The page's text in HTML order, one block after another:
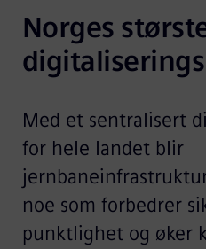
Norges
Med et sentralisert
for hele landet blir
noe som forbedrer
punktlighet og øker